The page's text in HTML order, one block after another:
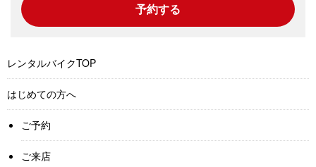
予約する
レンタルバイクTOP
はじめての方へ
ご予約
ご来店